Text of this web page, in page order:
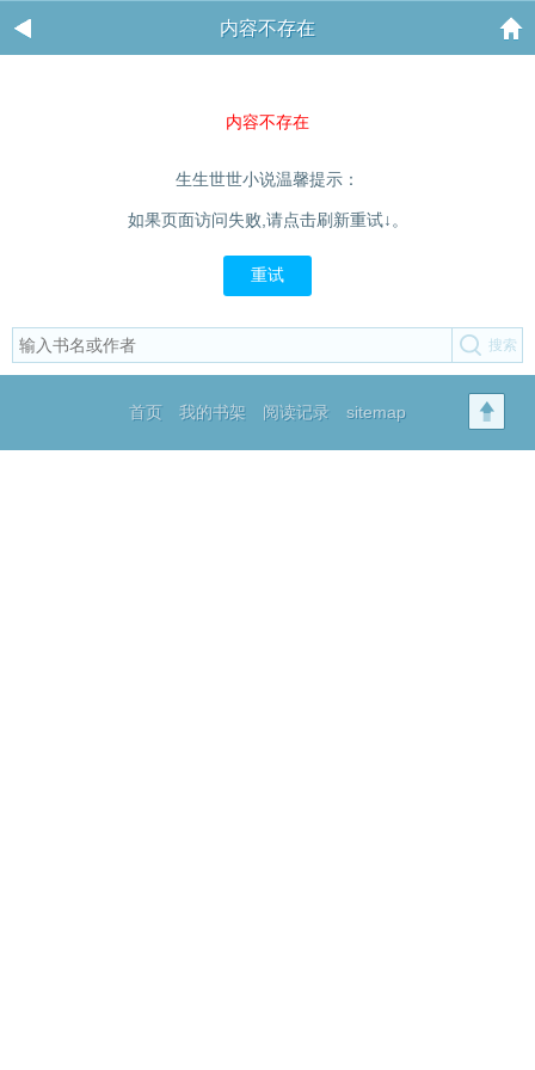
内容不存在
内容不存在
生生世世小说温馨提示：
如果页面访问失败,请点击刷新重试↓。
重试
首页 我的书架 阅读记录 sitemap